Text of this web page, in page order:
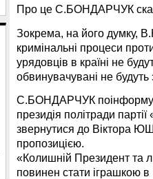
Про це С.БОНДАРЧУК
Зокрема, на його думку,
кримінальні процеси
урядовців в країні не
обвинувачувані не будуть
С.БОНДАРЧУК
президія політради
звернутися до Віктора
пропозицією.
«Колишній Президент та
повинен стати іграшкою